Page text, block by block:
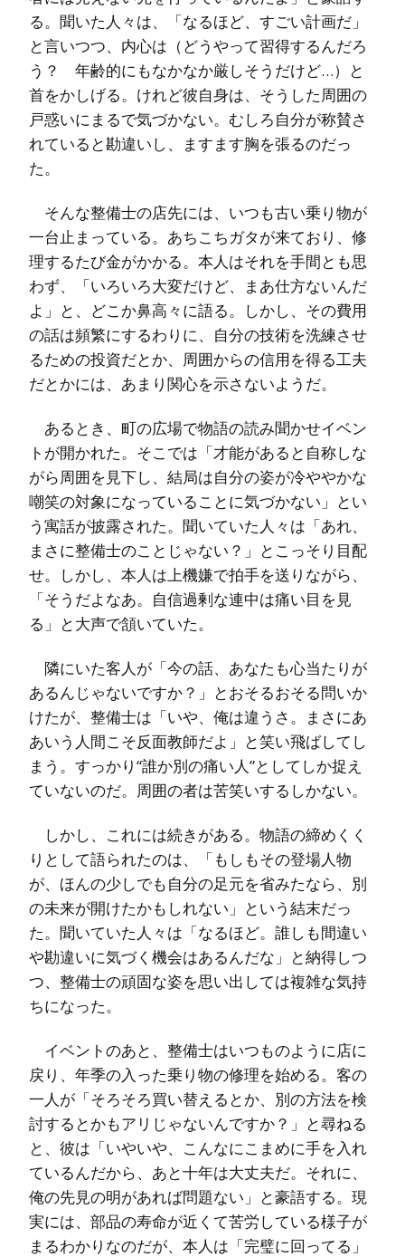
る。聞いた人々は、「なるほど、すごい計画だ」
と言いつつ、内心は（どうやって習得するんだろ
う？ 年齢的にもなかなか厳しそうだけど…）と
首をかしげる。けれど彼自身は、そうした周囲の
戸惑いにまるで気づかない。むしろ自分が称賛さ
れていると勘違いし、ますます胸を張るのだっ
た。
そんな整備士の店先には、いつも古い乗り物が
一台止まっている。あちこちガタが来ており、修
理するたび金がかかる。本人はそれを手間とも思
わず、「いろいろ大変だけど、まあ仕方ないんだ
よ」と、どこか鼻高々に語る。しかし、その費用
の話は頻繁にするわりに、自分の技術を洗練させ
るための投資だとか、周囲からの信用を得る工夫
だとかには、あまり関心を示さないようだ。
あるとき、町の広場で物語の読み聞かせイベン
トが開かれた。そこでは「才能があると自称しな
がら周囲を見下し、結局は自分の姿が冷ややかな
嘲笑の対象になっていることに気づかない」とい
う寓話が披露された。聞いていた人々は「あれ、
まさに整備士のことじゃない？」とこっそり目配
せ。しかし、本人は上機嫌で拍手を送りながら、
「そうだよなあ。自信過剰な連中は痛い目を見
る」と大声で頷いていた。
隣にいた客人が「今の話、あなたも心当たりが
あるんじゃないですか？」とおそるおそる問いか
けたが、整備士は「いや、俺は違うさ。まさにあ
あいう人間こそ反面教師だよ」と笑い飛ばしてし
まう。すっかり“誰か別の痛い人”としてしか捉え
ていないのだ。周囲の者は苦笑いするしかない。
しかし、これには続きがある。物語の締めくく
りとして語られたのは、「もしもその登場人物
が、ほんの少しでも自分の足元を省みたなら、別
の未来が開けたかもしれない」という結末だっ
た。聞いていた人々は「なるほど。誰しも間違い
や勘違いに気づく機会はあるんだな」と納得しつ
つ、整備士の頑固な姿を思い出しては複雑な気持
ちになった。
イベントのあと、整備士はいつものように店に
戻り、年季の入った乗り物の修理を始める。客の
一人が「そろそろ買い替えるとか、別の方法を検
討するとかもアリじゃないんですか？」と尋ねる
と、彼は「いやいや、こんなにこまめに手を入れ
ているんだから、あと十年は大丈夫だ。それに、
俺の先見の明があれば問題ない」と豪語する。現
実には、部品の寿命が近くて苦労している様子が
まるわかりなのだが、本人は「完璧に回ってる」